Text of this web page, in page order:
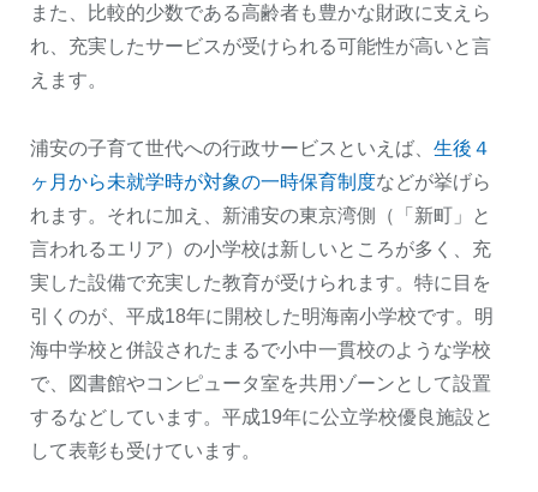
また、比較的少数である高齢者も豊かな財政に支えら
れ、充実したサービスが受けられる可能性が高いと言
えます。
浦安の子育て世代への行政サービスといえば、 生後４
ヶ月から未就学時が対象の一時保育制度などが挙げら
れます。それに加え、新浦安の東京湾側（「新町」と
言われるエリア）の小学校は新しいところが多く、充
実した設備で充実した教育が受けられます。特に目を
引くのが、平成18年に開校した明海南小学校です。明
海中学校と併設されたまるで小中一貫校のような学校
で、図書館やコンピュータ室を共用ゾーンとして設置
するなどしています。平成19年に公立学校優良施設と
して表彰も受けています。